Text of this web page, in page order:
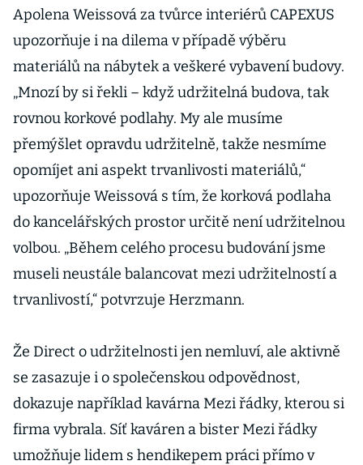
Apolena Weissová za tvůrce interiérů CAPEXUS
upozorňuje i na dilema v případě výběru
materiálů na nábytek a veškeré vybavení budovy.
„Mnozí by si řekli – když udržitelná budova, tak
rovnou korkové podlahy. My ale musíme
přemýšlet opravdu udržitelně, takže nesmíme
opomíjet ani aspekt trvanlivosti materiálů,“
upozorňuje Weissová s tím, že korková podlaha
do kancelářských prostor určitě není udržitelnou
volbou. „Během celého procesu budování jsme
museli neustále balancovat mezi udržitelností a
trvanlivostí,“ potvrzuje Herzmann.
Že Direct o udržitelnosti jen nemluví, ale aktivně
se zasazuje i o společenskou odpovědnost,
dokazuje například kavárna Mezi řádky, kterou si
firma vybrala. Síť kaváren a bister Mezi řádky
umožňuje lidem s hendikepem práci přímo v